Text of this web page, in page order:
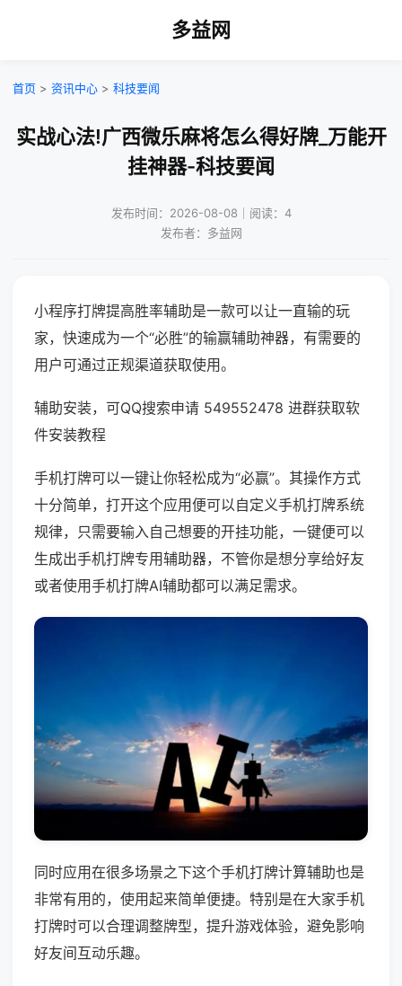
多益网
首页 > 资讯中心 > 科技要闻
实战心法!广西微乐麻将怎么得好牌_万能开
挂神器-科技要闻
发布时间：2026-08-08｜阅读：4
发布者：多益网
小程序打牌提高胜率辅助是一款可以让一直输的玩
家，快速成为一个“必胜”的输赢辅助神器，有需要的
用户可通过正规渠道获取使用。
辅助安装，可QQ搜索申请 549552478 进群获取软
件安装教程
手机打牌可以一键让你轻松成为“必赢”。其操作方式
十分简单，打开这个应用便可以自定义手机打牌系统
规律，只需要输入自己想要的开挂功能，一键便可以
生成出手机打牌专用辅助器，不管你是想分享给好友
或者使用手机打牌AI辅助都可以满足需求。
同时应用在很多场景之下这个手机打牌计算辅助也是
非常有用的，使用起来简单便捷。特别是在大家手机
打牌时可以合理调整牌型，提升游戏体验，避免影响
好友间互动乐趣。